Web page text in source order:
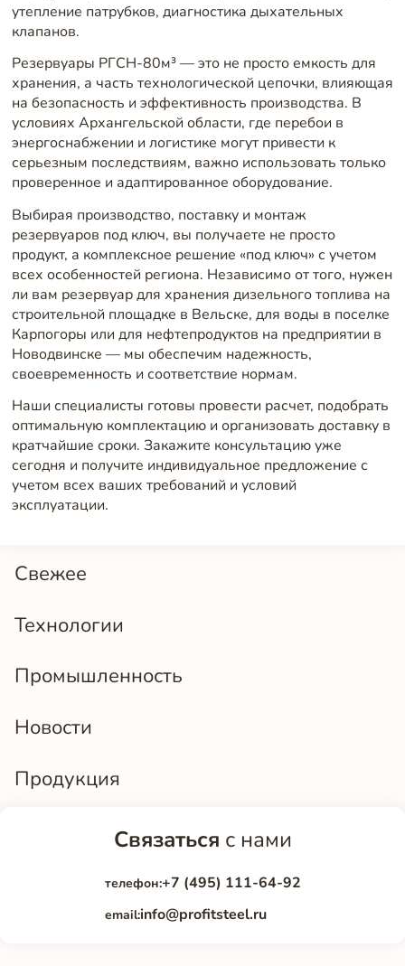
Свежее
Технологии
Промышленность
Новости
Продукция
утепление патрубков, диагностика дыхательных
клапанов.
Резервуары РГСН-80м³ — это не просто емкость для
хранения, а часть технологической цепочки, влияющая
на безопасность и эффективность производства. В
условиях Архангельской области, где перебои в
энергоснабжении и логистике могут привести к
серьезным последствиям, важно использовать только
проверенное и адаптированное оборудование.
Выбирая производство, поставку и монтаж
резервуаров под ключ, вы получаете не просто
продукт, а комплексное решение «под ключ» с учетом
всех особенностей региона. Независимо от того, нужен
ли вам резервуар для хранения дизельного топлива на
строительной площадке в Вельске, для воды в поселке
Карпогоры или для нефтепродуктов на предприятии в
Новодвинске — мы обеспечим надежность,
своевременность и соответствие нормам.
Наши специалисты готовы провести расчет, подобрать
оптимальную комплектацию и организовать доставку в
кратчайшие сроки. Закажите консультацию уже
сегодня и получите индивидуальное предложение с
учетом всех ваших требований и условий
эксплуатации.
Связаться с нами
телефон:+7 (495) 111-64-92
email:info@profitsteel.ru